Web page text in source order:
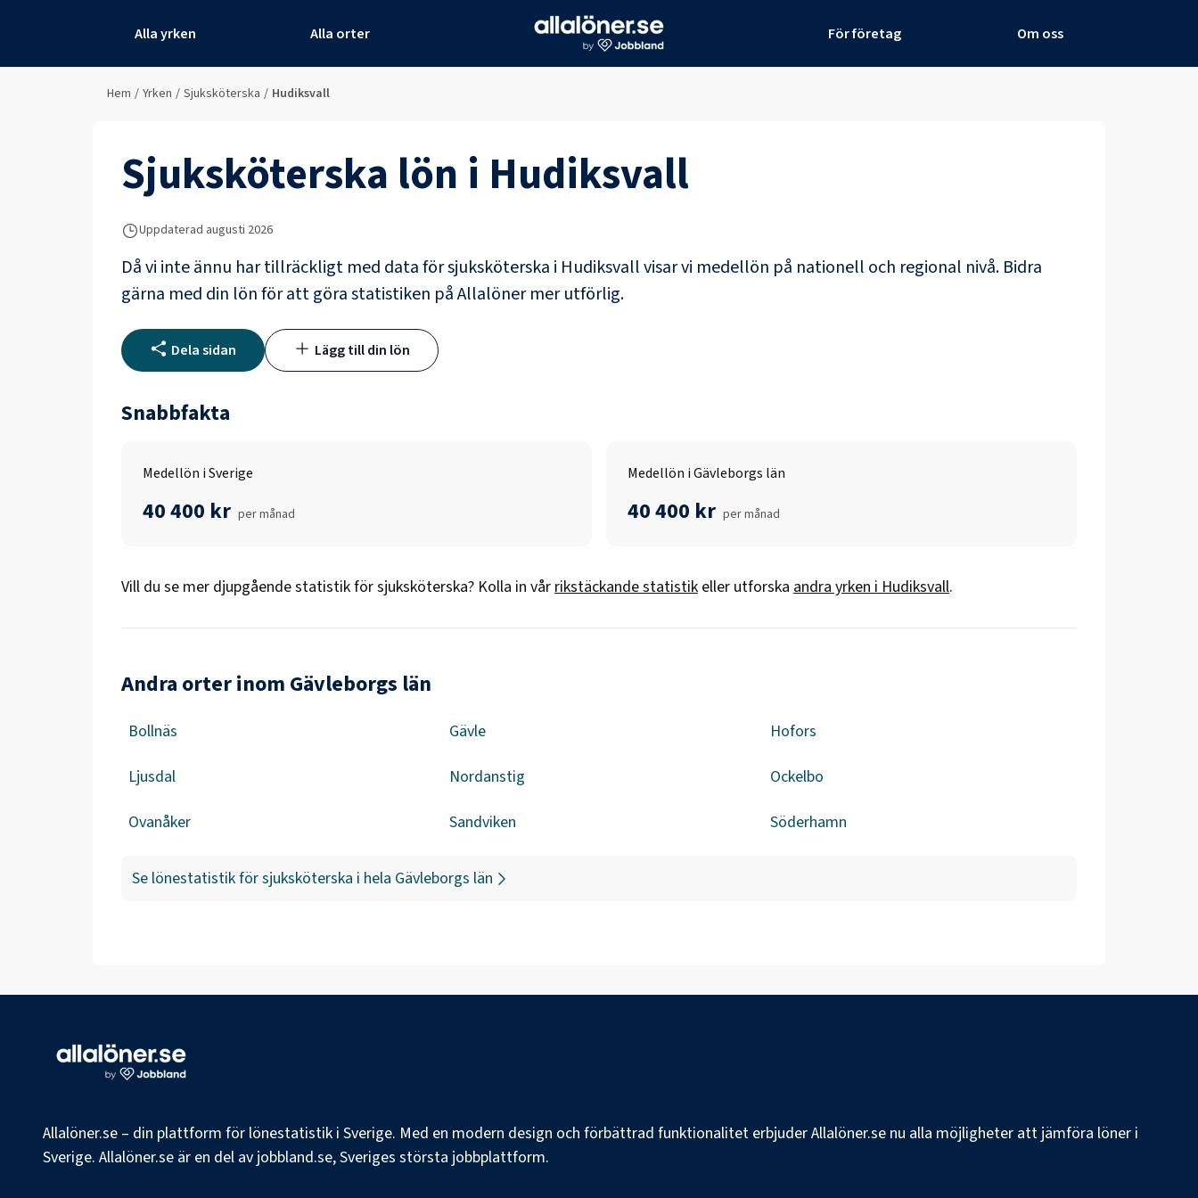
Alla yrken Alla orter För företag Om oss
Hem / Yrken / Sjuksköterska / Hudiksvall
Sjuksköterska lön i Hudiksvall
Uppdaterad augusti 2026
Då vi inte ännu har tillräckligt med data försjuksköterska i Hudiksvallvisar vi medellön på nationell och regional nivå. Bidra
gärna med din lön för att göra statistiken på Allalöner mer utförlig.
Dela sidan Lägg till din lön
Snabbfakta
Medellön i Sverige
40 400 kr per månad
Medellön i Gävleborgs län
40 400 kr per månad
Vill du se mer djupgående statistik försjuksköterska? Kolla in vårrikstäckande statistik eller utforska andra yrken iHudiksvall.
Andra orter inom Gävleborgs län
Bollnäs Gävle Hofors
Ljusdal Nordanstig Ockelbo
Ovanåker Sandviken Söderhamn
Se lönestatistik försjuksköterska i hela Gävleborgs län
Allalöner.se – din plattform för lönestatistik i Sverige. Med en modern design och förbättrad funktionalitet erbjuder Allalöner.se nu alla möjligheter att jämföra löner i
Sverige. Allalöner.se är en del av jobbland.se, Sveriges största jobbplattform.